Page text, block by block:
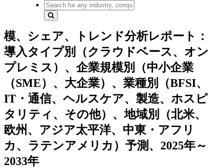
模、シェア、トレンド分析レポート：
導入タイプ別（クラウドベース、オン
プレミス）、企業規模別（中小企業
（SME）、大企業）、業種別（BFSI、
IT・通信、ヘルスケア、製造、ホスピ
タリティ、その他）、地域別（北米、
欧州、アジア太平洋、中東・アフリ
カ、ラテンアメリカ）予測、2025年～
2033年